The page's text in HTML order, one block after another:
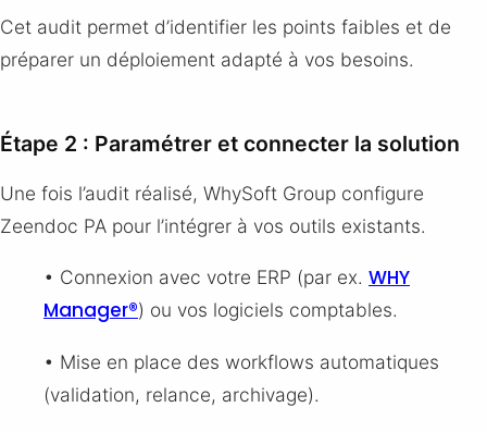
Cet audit permet d’identifier les points faibles et de
préparer un déploiement adapté à vos besoins.
Étape 2 : Paramétrer et connecter la solution
Une fois l’audit réalisé, WhySoft Group configure
Zeendoc PA pour l’intégrer à vos outils existants.
• Connexion avec votre ERP (par ex. WHY
Manager®) ou vos logiciels comptables.
• Mise en place des workflows automatiques
(validation, relance, archivage).